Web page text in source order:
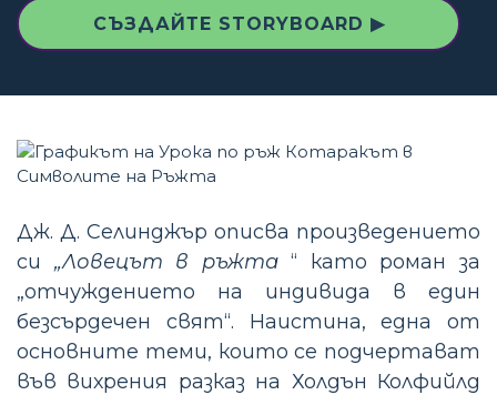
СЪЗДАЙТЕ STORYBOARD ▶
Дж. Д. Селинджър описва произведението
си „Ловецът в ръжта“ като роман за
„отчуждението на индивида в един
безсърдечен свят“. Наистина, една от
основните теми, които се подчертават
във вихрения разказ на Холдън Колфийлд